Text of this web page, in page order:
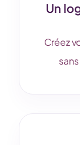
Un
Créez